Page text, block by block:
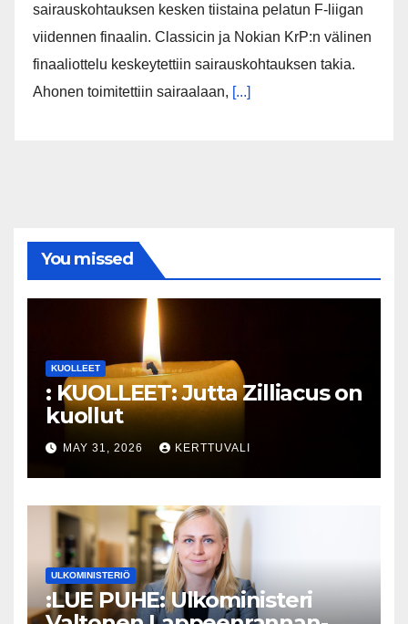
sairauskohtauksen kesken tiistaina pelatun F-liigan
viidennen finaalin. Classicin ja Nokian KrP:n välinen
finaaliottelu keskeytettiin sairauskohtauksen takia.
Ahonen toimitettiin sairaalaan, [...]
You missed
KUOLLEET
: KUOLLEET: Jutta Zilliacus on
kuollut
MAY 31, 2026 KERTTUVALI
ULKOMINISTERIÖ
:LUE PUHE: Ulkoministeri